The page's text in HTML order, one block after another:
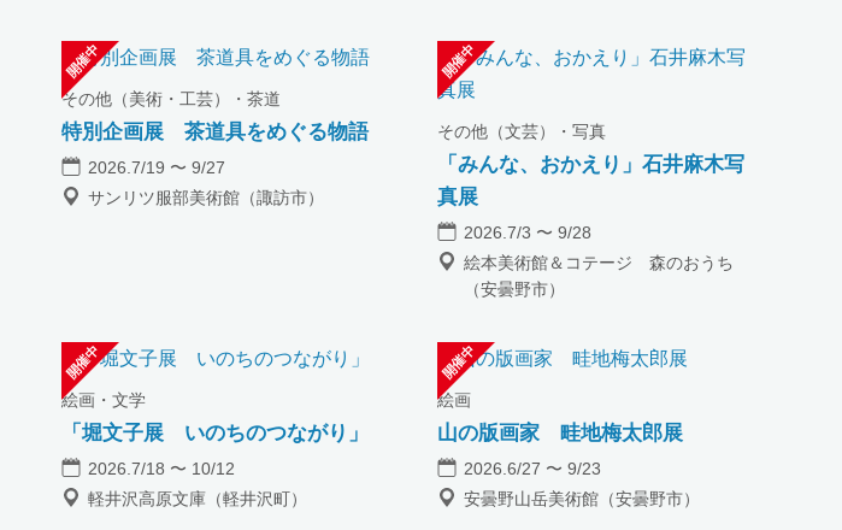
その他（美術・工芸）・茶道
特別企画展 茶道具をめぐる物語
2026.7/19 〜 9/27
サンリツ服部美術館（諏訪市）
その他（文芸）・写真
「みんな、おかえり」石井麻木写
真展
2026.7/3 〜 9/28
絵本美術館＆コテージ 森のおうち
（安曇野市）
絵画・文学
「堀文子展 いのちのつながり」
2026.7/18 〜 10/12
軽井沢高原文庫（軽井沢町）
絵画
山の版画家 畦地梅太郎展
2026.6/27 〜 9/23
安曇野山岳美術館（安曇野市）